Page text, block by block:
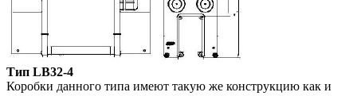
Тип LB32-4
Коробки данного типа имеют такую же конструкцию как и